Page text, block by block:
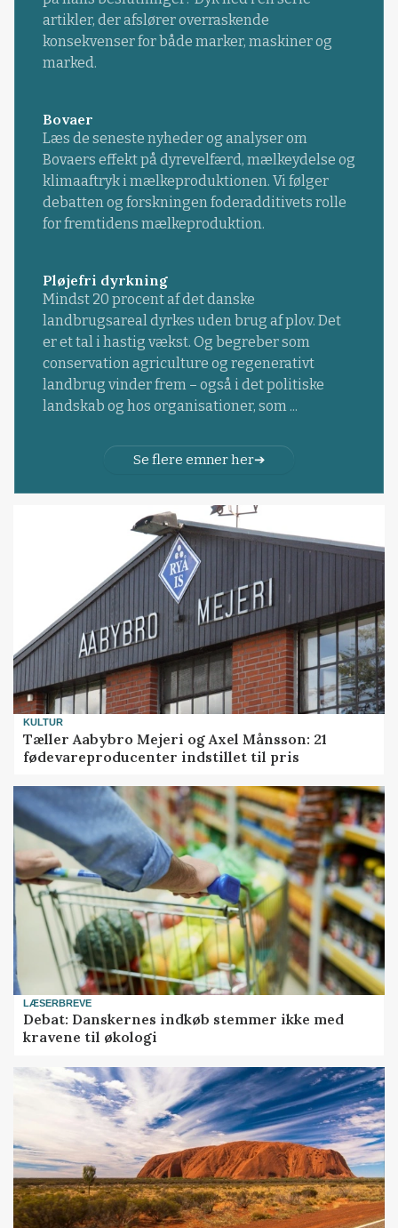
artikler, der afslører overraskende
konsekvenser for både marker, maskiner og
marked.
Bovaer
Læs de seneste nyheder og analyser om
Bovaers effekt på dyrevelfærd, mælkeydelse og
klimaaftryk i mælkeproduktionen. Vi følger
debatten og forskningen foderadditivets rolle
for fremtidens mælkeproduktion.
Pløjefri dyrkning
Mindst 20 procent af det danske
landbrugsareal dyrkes uden brug af plov. Det
er et tal i hastig vækst. Og begreber som
conservation agriculture og regenerativt
landbrug vinder frem – også i det politiske
landskab og hos organisationer, som ...
Se flere emner her
KULTUR
Tæller Aabybro Mejeri og Axel Månsson: 21
fødevareproducenter indstillet til pris
LÆSERBREVE
Debat: Danskernes indkøb stemmer ikke med
kravene til økologi